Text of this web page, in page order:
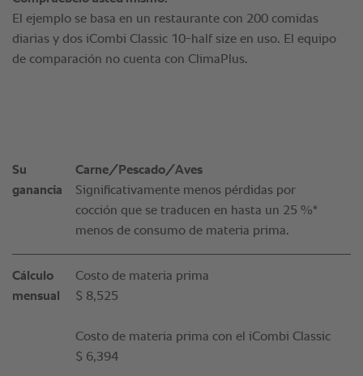
Su
ganancia
Carne/Pescado/Aves
Significativamente menos pérdidas por
cocción que se traducen en hasta un 25 %*
menos de consumo de materia prima.
Cálculo
mensual
Costo de materia prima
$ 8,525
Costo de materia prima con el iCombi Classic
$ 6,394